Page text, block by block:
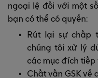
ngoại lệ đối với một
bạn có thể có quyền:
Rút lại sự chấp
chúng tôi xử lý
các mục đích tiếp
Chất vấn GSK về